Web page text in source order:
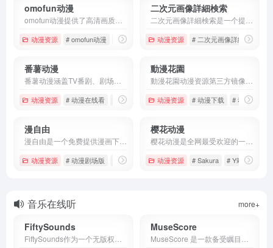
omofun动漫
动漫资源 # omofun动漫 # omofun番剧 # 动漫在线看
二次元画像詳細検索
动漫资源 # 二次元画像詳細検索
番薯动漫
动漫资源 # 动漫在线看 # 动漫资源 # 番薯动漫
動漫花園
动漫资源 # 动漫下载 # 动漫资源
漫自由
动漫资源 # 动漫剧场版 # 动漫资源 # 日漫
樱花动漫
动漫资源 # Sakura # Y站 # 免费
音乐在线听 more+
FiftySounds MuseScore